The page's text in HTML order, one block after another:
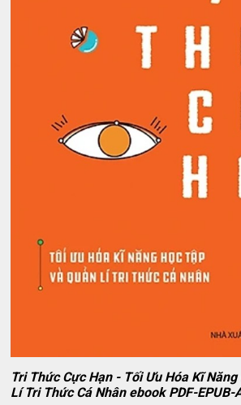
Tri Thức Cực Hạn - Tối Ưu Hóa Kĩ
Lí Tri Thức Cá Nhân ebook PDF-EPUB-